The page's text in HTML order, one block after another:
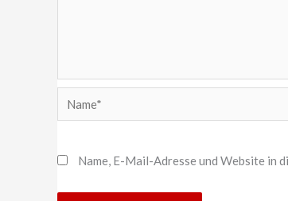
Name*
Name, E-Mail-Adresse und Website in